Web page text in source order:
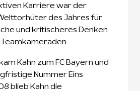
Karriere war der
des Jahres für
und kritischeres Denken
Kahn zum FC Bayern und
Nummer Eins
blieb Kahn die